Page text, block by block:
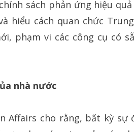
sách phản ứng hiệu
hiểu cách quan chức
phạm vi các công cụ có
nhà nước
Affairs cho rằng, bất kỳ sự